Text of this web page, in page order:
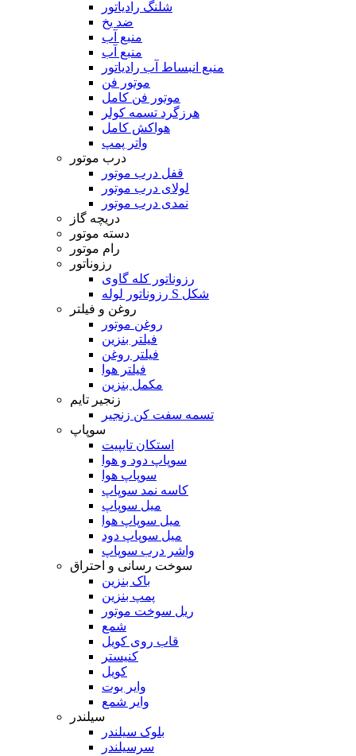
شلنگ رادیاتور
ضد یخ
منبع آب
منبع آب
منبع انبساط آب رادیاتور
موتور فن
موتور فن کامل
هرزگرد تسمه کولر
هواکش کامل
واتر پمپ
درب موتور
قفل درب موتور
لولای درب موتور
نمدی درب موتور
دریچه گاز
دسته موتور
رام موتور
رزوناتور
رزوناتور کله گاوی
رزوناتور لوله S شکل
روغن و فیلتر
روغن موتور
فیلتر بنزین
فیلتر روغن
فیلتر هوا
مکمل بنزین
زنجیر تایم
تسمه سفت کن زنجیر
سوپاپ
استکان تایپیت
سوپاپ دود و هوا
سوپاپ هوا
کاسه نمد سوپاپ
میل سوپاپ
میل سوپاپ هوا
میل سوپاپ دود
واشر درب سوپاپ
سوخت رسانی و احتراق
باک بنزین
پمپ بنزین
ریل سوخت موتور
شمع
قاب روی کویل
کنیستر
کویل
وایر بوت
وایر شمع
سیلندر
بلوک سیلندر
سرسیلندر